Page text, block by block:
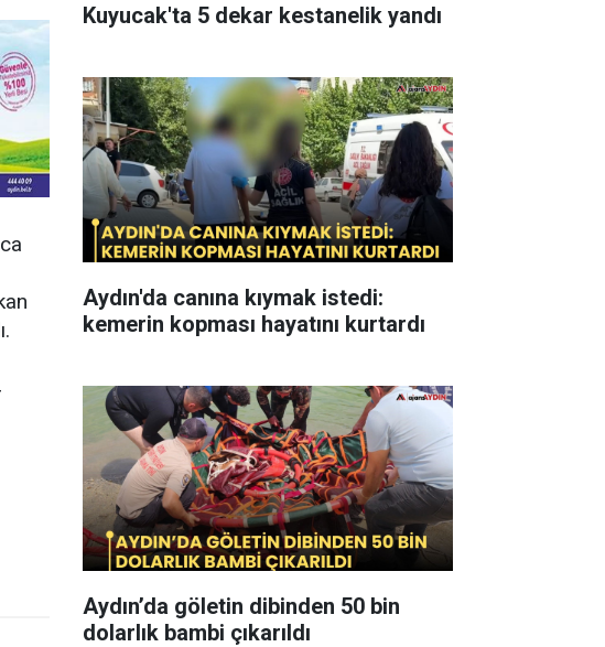
Kuyucak'ta 5 dekar kestanelik yandı
Aydın'da canına kıymak istedi:
kemerin kopması hayatını kurtardı
Aydın’da göletin dibinden 50 bin
dolarlık bambi çıkarıldı